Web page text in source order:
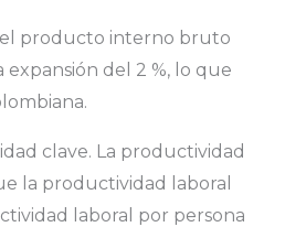
producto interno bruto
del 2 %, lo que
clave. La productividad
la productividad laboral
laboral por persona